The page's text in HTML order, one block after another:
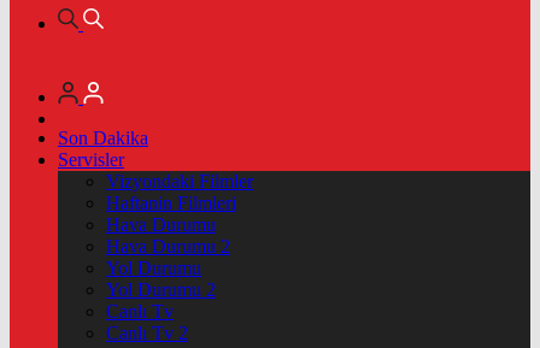
Son Dakika
Servisler
Vizyondaki Filmler
Haftanin Filmleri
Hava Durumu
Hava Durumu 2
Yol Durumu
Yol Durumu 2
Canlı Tv
Canlı Tv 2